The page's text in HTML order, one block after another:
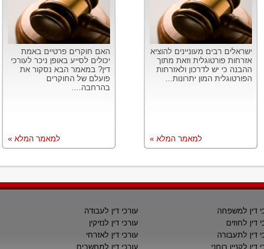
ישראלים רבים מעוניינים להוציא
אזרחות פורטוגלית וזאת מתוך
ההבנה כי יש לדרכון ולאזרחות
הפורטוגלית המון יתרונות...
למאמר המלא »
האם חוקרים פרטיים באמת
יכולים לסייע באופן ניכר לעורכי
דין? במאמר הבא נסקור את
פועלם של החוקרים
בהרחבה....
למאמר המלא »
דין למשפחה
דין לחוזים
דין לתעבורה
דין לקניין רוחני
עורכי דין לעבודה
עורכי דין לנזיקין
עורכי דין לאזרחי
עורכי דין למחשבים